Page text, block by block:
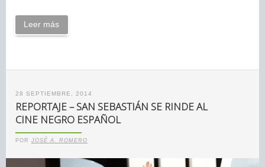
Leer más
28 SEPTIEMBRE, 2014
REPORTAJE – SAN SEBASTIÁN SE RINDE AL
CINE NEGRO ESPAÑOL
POR JOSÉ A. ROMERO